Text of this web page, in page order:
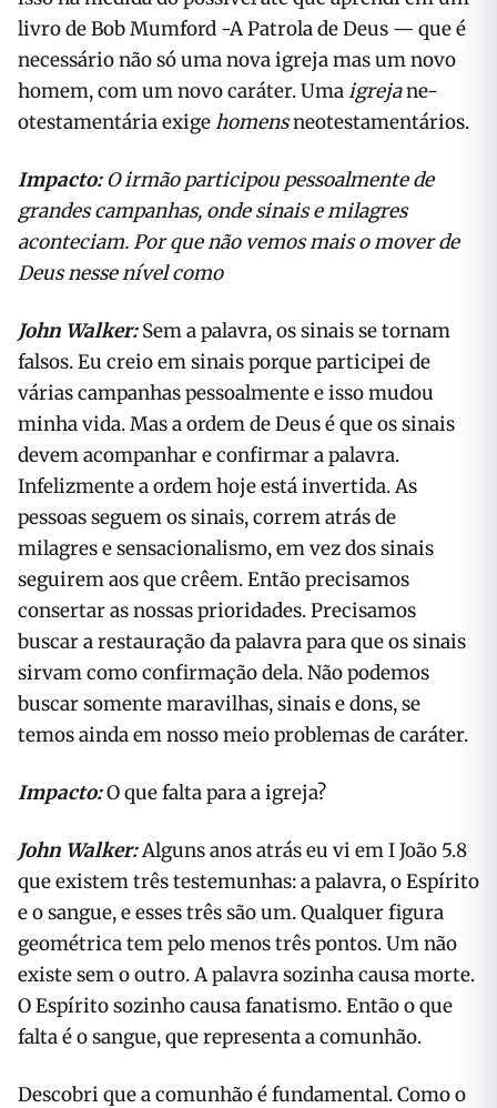
livro de Bob Mumford -A Patrola de Deus — que é
necessário não só uma nova igreja mas um novo
homem, com um novo caráter. Umaigrejane-
otestamentária exigehomensneotestamentários.
Impacto:O irmão participou pessoalmente de
grandes campanhas, onde sinais e milagres
aconteciam. Por que não vemos mais o mover de
Deus nesse nível como
John Walker:Sem a palavra, os sinais se tornam
falsos. Eu creio em sinais porque participei de
várias campanhas pessoalmente e isso mudou
minha vida. Mas a ordem de Deus é que os sinais
devem acompanhar e confirmar a palavra.
Infelizmente a ordem hoje está invertida. As
pessoas seguem os sinais, correm atrás de
milagres e sensacionalismo, em vez dos sinais
seguirem aos que crêem. Então precisamos
consertar as nossas prioridades. Precisamos
buscar a restauração da palavra para que os sinais
sirvam como confirmação dela. Não podemos
buscar somente maravilhas, sinais e dons, se
temos ainda em nosso meio problemas de caráter.
Impacto:O que falta para a igreja?
John Walker:Alguns anos atrás eu vi em I João 5.8
que existem três testemunhas: a palavra, o Espírito
e o sangue, e esses três são um. Qualquer figura
geométrica tem pelo menos três pontos. Um não
existe sem o outro. A palavra sozinha causa morte.
O Espírito sozinho causa fanatismo. Então o que
falta é o sangue, que representa a comunhão.
Descobri que a comunhão é fundamental. Como o